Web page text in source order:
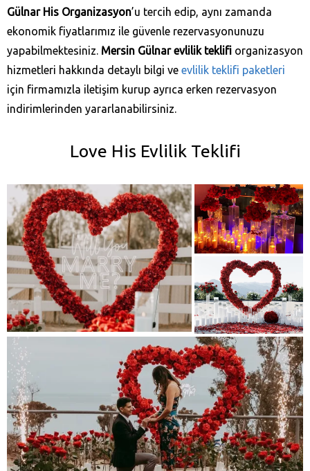
Gülnar His Organizasyon’u tercih edip, aynı zamanda
ekonomik fiyatlarımız ile güvenle rezervasyonunuzu
yapabilmektesiniz. Mersin Gülnar evlilik teklifi organizasyon
hizmetleri hakkında detaylı bilgi ve evlilik teklifi paketleri
için firmamızla iletişim kurup ayrıca erken rezervasyon
indirimlerinden yararlanabilirsiniz.
Love His Evlilik Teklifi